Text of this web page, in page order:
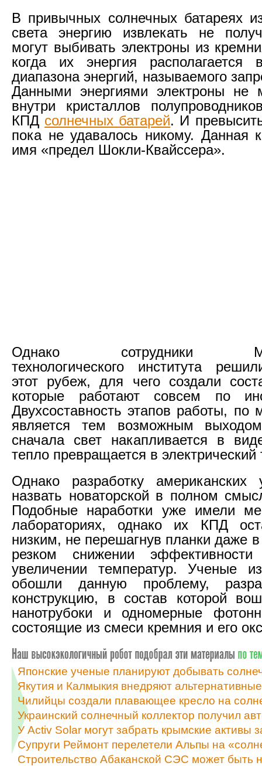
В привычных солнечных батареях
света энергию извлекать не
могут выбивать электроны из
когда их энергия располагается
диапазона энергий, называемого
Данными энергиями электроны не
внутри кристаллов
КПД солнечных батарей. И
пока не удавалось никому. Данная
имя «предел Шокли-Квайссера».
Однако сотрудники
технологического института
этот рубеж, для чего создали
которые работают совсем по
Двухсоставность этапов работы, по
является тем возможным
сначала свет накапливается в
тепло превращается в электрический
Однако разработку американских
назвать новаторской в полном
Подобные наработки уже имели
лабораториях, однако их КПД
низким, не перешагнув планки даже
резком снижении
увеличении температур. Ученые
обошли данную проблему,
конструкцию, в состав которой
нанотрубоки и одномерные
состоящие из смеси кремния и его
Японские ученые планируют добывать
Якутия и Калмыкия внедряют
Чилийцы создали плавающее кресло на
Украинский солнечный коллектор получил
У Activ Solar могут забрать крымские активы
Супруги Реймонт перелетели Альпы на
Строительство Абаканской СЭС может быть